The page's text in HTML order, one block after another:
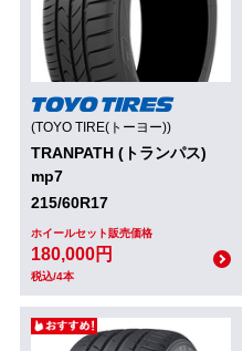
(TOYO TIRE(トーヨー))
TRANPATH (トランパス)
mp7
215/60R17
ホイールセット販売価格
180,000円
税込/4本